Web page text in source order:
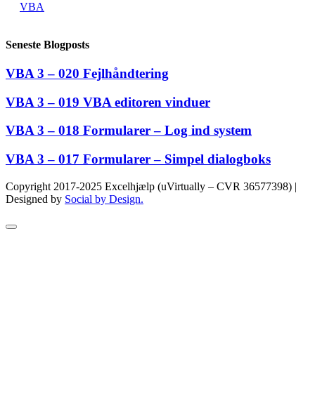
VBA
Seneste Blogposts
VBA 3 – 020 Fejlhåndtering
VBA 3 – 019 VBA editoren vinduer
VBA 3 – 018 Formularer – Log ind system
VBA 3 – 017 Formularer – Simpel dialogboks
Copyright 2017-2025 Excelhjælp (uVirtually – CVR 36577398) |
Designed by Social by Design.